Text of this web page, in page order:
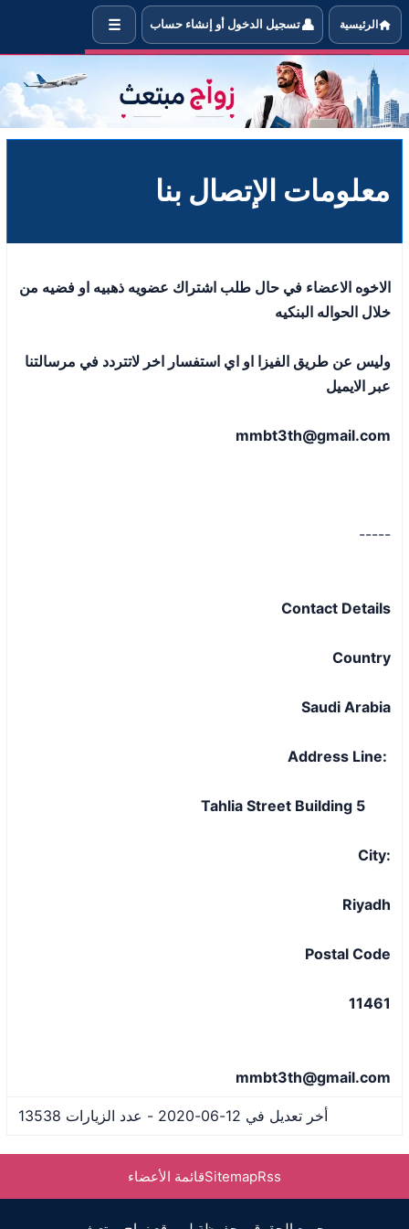
معلومات الإتصال بنا
الرئيسية 👤تسجيل الدخول أو إنشاء حساب ☰
معلومات الإتصال بنا
الاخوه الاعضاء في حال طلب اشتراك عضويه ذهبيه او فضيه من
خلال الحواله البنكيه
وليس عن طريق الفيزا او اي استفسار اخر لاتتردد في مرسالتنا
عبر الايميل
mmbt3th@gmail.com
-----
Contact Details
Country
Saudi Arabia
:Address Line
Tahlia Street Building 5
:City
Riyadh
Postal Code
11461
mmbt3th@gmail.com
أخر تعديل في 12-06-2020 - عدد الزيارات 13538
Rss
Sitemapقائمة الأعضاء